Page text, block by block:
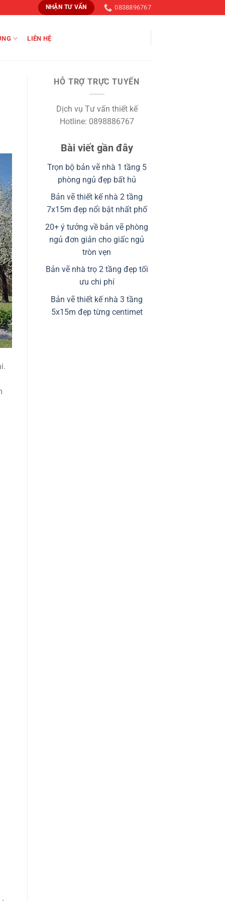
NHẬN TƯ VẤN 0838896767
LIÊN HỆ
HỖ TRỢ TRỰC TUYẾN
Dịch vụ Tư vấn thiết kế
Hotline: 0898886767
Bài viết gần đây
Trọn bộ bản vẽ nhà 1 tầng 5
phòng ngủ đẹp bất hủ
Bản vẽ thiết kế nhà 2 tầng
7x15m đẹp nổi bật nhất phố
20+ ý tưởng về bản vẽ phòng
ngủ đơn giản cho giấc ngủ
tròn vẹn
Bản vẽ nhà trọ 2 tầng đẹp tối
ưu chi phí
Bản vẽ thiết kế nhà 3 tầng
5x15m đẹp từng centimet